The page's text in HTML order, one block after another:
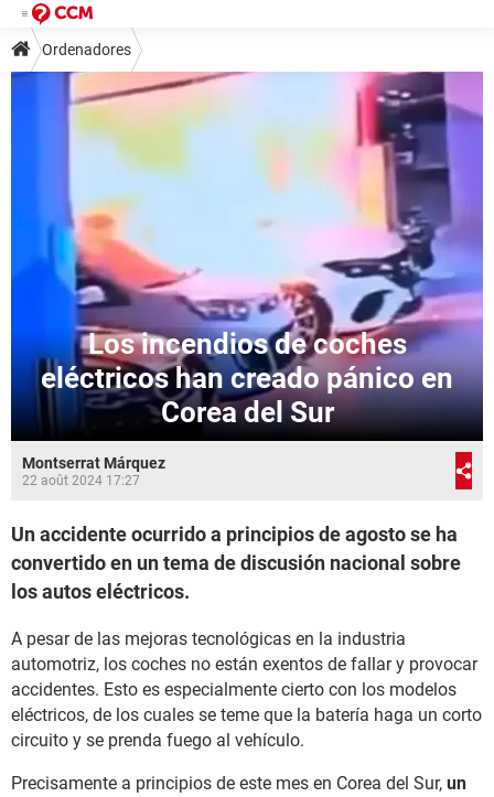
Ordenadores
Los incendios de coches
eléctricos han creado pánico en
Corea del Sur
Montserrat Márquez
22 août 2024 17:27
Un accidente ocurrido a principios de agosto se ha
convertido en un tema de discusión nacional sobre
los autos eléctricos.
A pesar de las mejoras tecnológicas en la industria
automotriz, los coches no están exentos de fallar y provocar
accidentes. Esto es especialmente cierto con los modelos
eléctricos, de los cuales se teme que la batería haga un corto
circuito y se prenda fuego al vehículo.
Precisamente a principios de este mes en Corea del Sur, un